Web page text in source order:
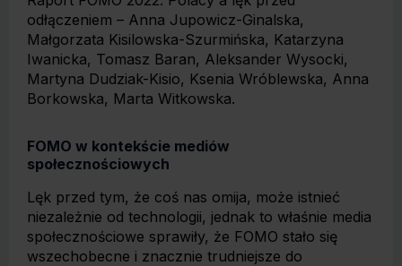
odłączeniem – Anna Jupowicz-Ginalska,
Małgorzata Kisilowska-Szurmińska, Katarzyna
Iwanicka, Tomasz Baran, Aleksander Wysocki,
Martyna Dudziak-Kisio, Ksenia Wróblewska, Anna
Borkowska, Marta Witkowska.
FOMO w kontekście mediów
społecznościowych
Lęk przed tym, że coś nas omija, może istnieć
niezależnie od technologii, jednak to właśnie media
społecznościowe sprawiły, że FOMO stało się
wszechobecne i znacznie trudniejsze do